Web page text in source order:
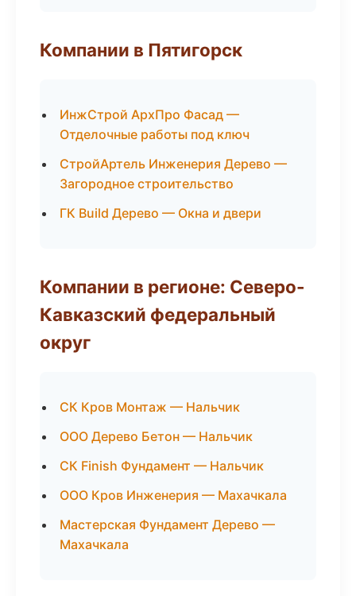
Компании в Пятигорск
ИнжСтрой АрхПро Фасад —
Отделочные работы под ключ
СтройАртель Инженерия Дерево —
Загородное строительство
ГК Build Дерево — Окна и двери
Компании в регионе: Северо-
Кавказский федеральный
округ
СК Кров Монтаж — Нальчик
ООО Дерево Бетон — Нальчик
СК Finish Фундамент — Нальчик
ООО Кров Инженерия — Махачкала
Мастерская Фундамент Дерево —
Махачкала